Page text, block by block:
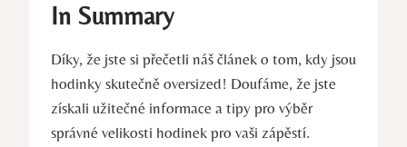
In Summary
Díky, že jste si přečetli náš článek o tom, kdy jsou
hodinky skutečně oversized! Doufáme, že jste
získali užitečné informace a tipy pro výběr
správné velikosti hodinek pro vaši zápěstí.